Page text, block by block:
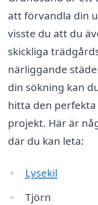
att förvandla din
visste du att du
skickliga
närliggande
din sökning kan
hitta den
projekt. Här är
där du kan leta:
Lysekil
Tjörn